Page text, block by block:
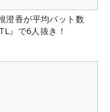
澄香が平均パット数
』で6人抜き！